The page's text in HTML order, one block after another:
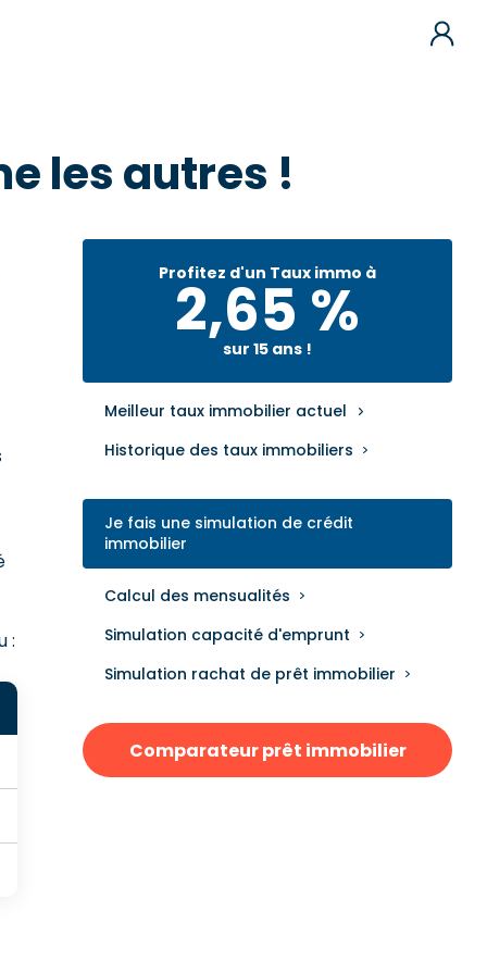
les autres !
:
Profitez d'un Taux immo à
2,65 %
sur 15 ans !
Meilleur taux immobilier actuel
Historique des taux immobiliers
Je fais une simulation de crédit
immobilier
Calcul des mensualités
Simulation capacité d'emprunt
Simulation rachat de prêt immobilier
Comparateur prêt immobilier